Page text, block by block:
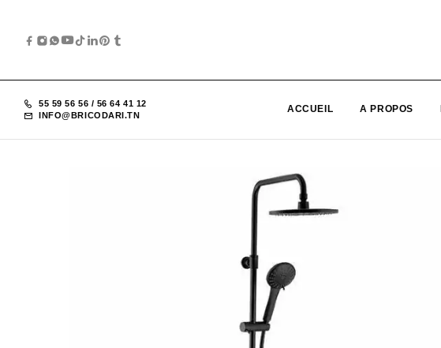
55 59 56 56 / 56 64 41 12
INFO@BRICODARI.TN
ACCUEIL A PROPOS